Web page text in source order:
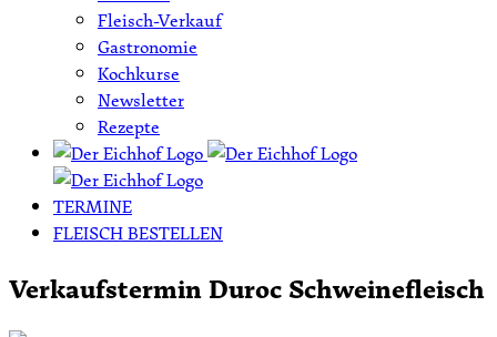
Fleisch-Verkauf
Gastronomie
Kochkurse
Newsletter
Rezepte
TERMINE
FLEISCH BESTELLEN
Verkaufstermin Duroc Schweinefleisch